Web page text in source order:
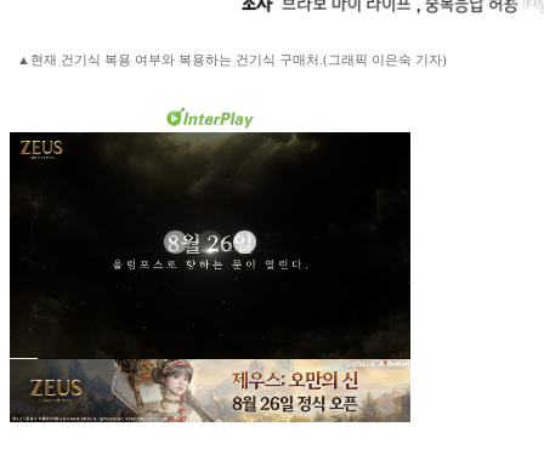
▲현재 건기식 복용 여부와 복용하는 건기식 구매처.(그래픽 이은숙 기자)